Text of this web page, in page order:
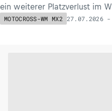
ein weiterer Platzverlust im
MOTOCROSS-WM MX2 27.07.2026